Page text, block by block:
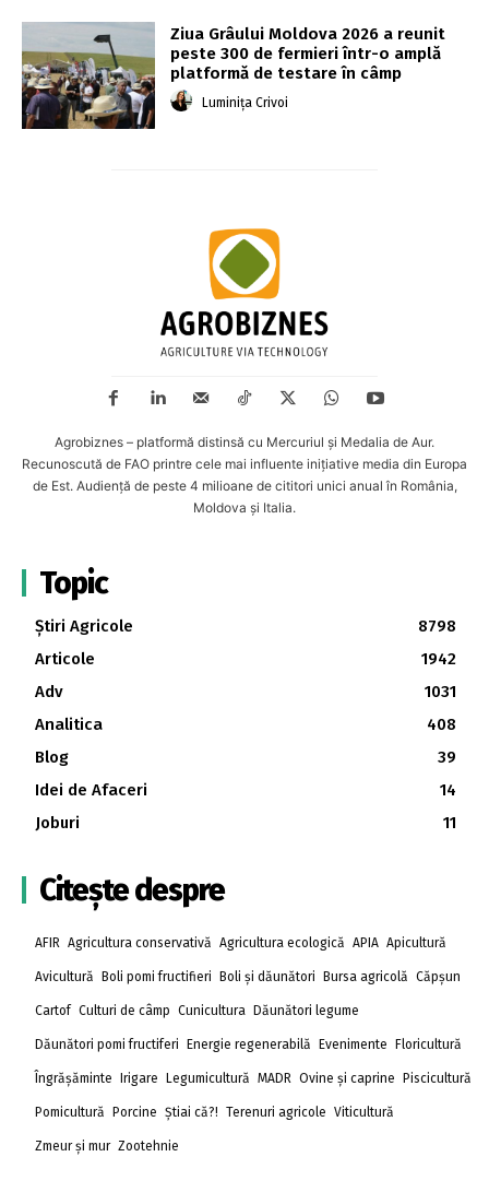
Ziua Grâului Moldova 2026 a reunit
peste 300 de fermieri într-o amplă
platformă de testare în câmp
Luminița Crivoi
Agrobiznes – platformă distinsă cu Mercuriul și Medalia de Aur.
Recunoscută de FAO printre cele mai influente inițiative media din Europa
de Est. Audiență de peste 4 milioane de cititori unici anual în România,
Moldova și Italia.
Topic
Știri Agricole
8798
Articole
1942
Adv
1031
Analitica
408
Blog
39
Idei de Afaceri
14
Joburi
11
Citește despre
AFIR Agricultura conservativă Agricultura ecologică APIA Apicultură
Avicultură Boli pomi fructifieri Boli și dăunători Bursa agricolă Căpșun
Cartof Culturi de câmp Cunicultura Dăunători legume
Dăunători pomi fructiferi Energie regenerabilă Evenimente Floricultură
Îngrășăminte Irigare Legumicultură MADR Ovine și caprine Piscicultură
Pomicultură Porcine Știai că?! Terenuri agricole Viticultură
Zmeur și mur Zootehnie